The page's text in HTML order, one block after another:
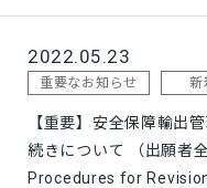
2022.05.23
重要なお知らせ 新
【重要】安全保障輸出
続きについて （出願者
Procedures for